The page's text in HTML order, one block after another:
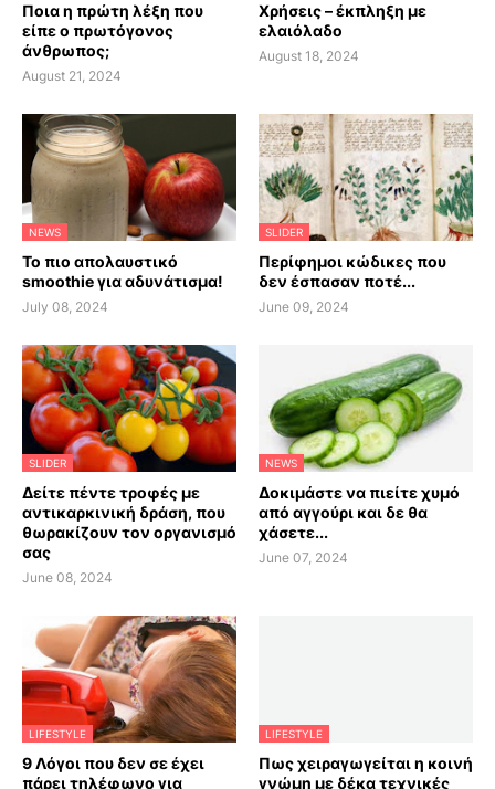
Ποια η πρώτη λέξη που
είπε ο πρωτόγονος
άνθρωπος;
August 21, 2024
Χρήσεις – έκπληξη με
ελαιόλαδο
August 18, 2024
NEWS
Το πιο απολαυστικό
smoothie για αδυνάτισμα!
July 08, 2024
SLIDER
Περίφημοι κώδικες που
δεν έσπασαν ποτέ...
June 09, 2024
SLIDER
Δείτε πέντε τροφές με
αντικαρκινική δράση, που
θωρακίζουν τον οργανισμό
σας
June 08, 2024
NEWS
Δοκιμάστε να πιείτε χυμό
από αγγούρι και δε θα
χάσετε...
June 07, 2024
LIFESTYLE
9 Λόγοι που δεν σε έχει
πάρει τηλέφωνο για
LIFESTYLE
Πως χειραγωγείται η κοινή
γνώμη με δέκα τεχνικές